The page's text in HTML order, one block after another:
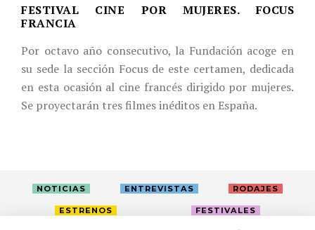
FESTIVAL CINE POR MUJERES. FOCUS
FRANCIA
Por octavo año consecutivo, la Fundación acoge en
su sede la sección Focus de este certamen, dedicada
en esta ocasión al cine francés dirigido por mujeres.
Se proyectarán tres filmes inéditos en España.
NOTICIAS ENTREVISTAS RODAJES
ESTRENOS FESTIVALES